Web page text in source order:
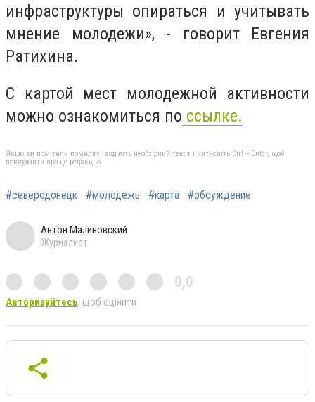
инфраструктуры опираться и учитывать
мнение молодежи», - говорит Евгения
Ратихина.
С картой мест молодежной активности
можно ознакомиться по ссылке.
Якщо ви помітили помилку, виділіть необхідний текст і натисніть Ctrl + Enter, щоб
повідомити про це редакцію
#северодонецк #молодежь #карта #обсуждение
Антон Малиновский
Журналист
0,0
Авторизуйтесь, щоб оцінити